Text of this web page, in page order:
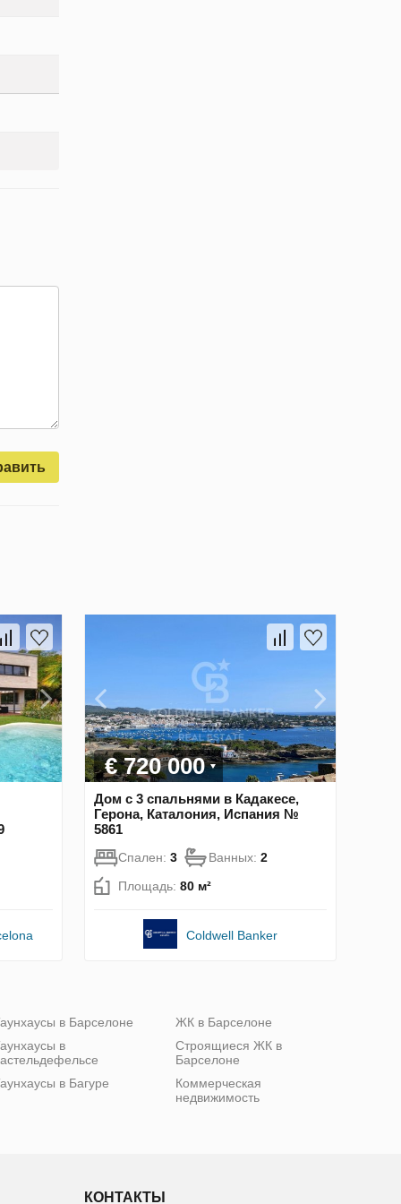
€ 720 000
Дом с 3 спальнями в Кадакесе,
Герона, Каталония, Испания №
5861
Спален: 3 Ванных: 2
Площадь: 80 м²
Coldwell Banker
в Барселоне
в
в Багуре
ЖК в Барселоне
Строящиеся ЖК в
Барселоне
Коммерческая
недвижимость
КОНТАКТЫ